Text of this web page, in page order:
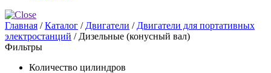
Главная /Каталог / Двигатели / Двигатели для портативных
электростанций / Дизельные (конусный вал)
Фильтры
Количество цилиндров